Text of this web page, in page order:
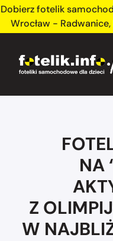
Dobierz fotelik
Wrocław - Radwanice,
NA
Z
W